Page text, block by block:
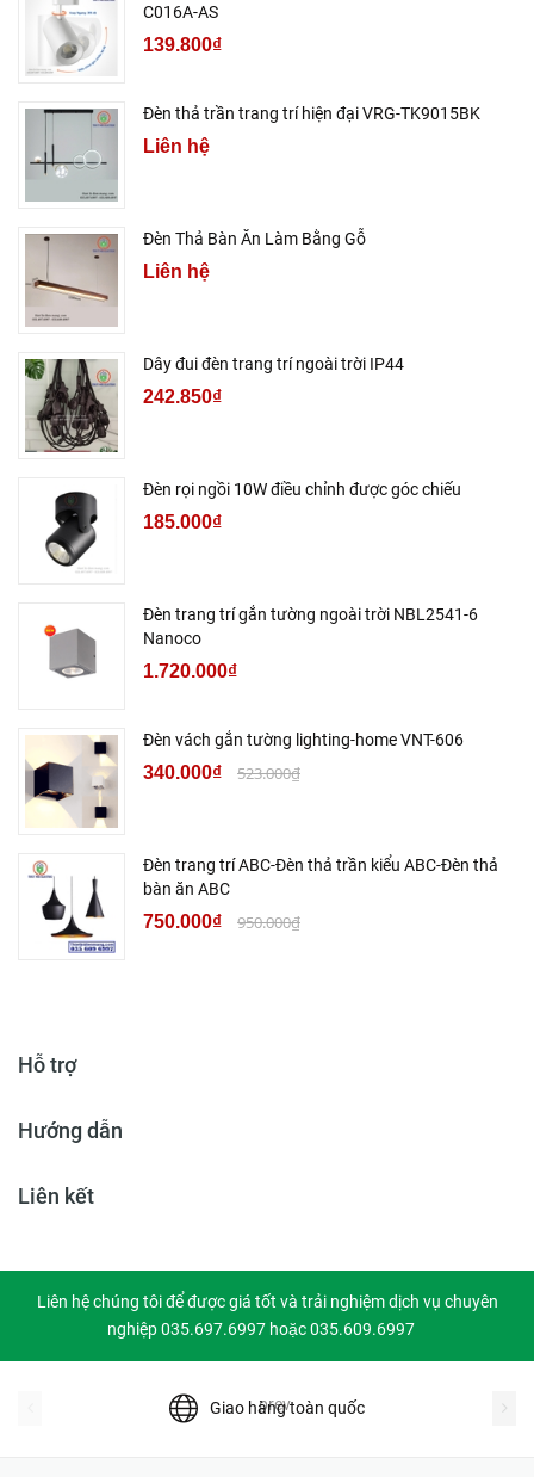
C016A-AS
139.800₫
Đèn thả trần trang trí hiện đại VRG-TK9015BK
Liên hệ
Đèn Thả Bàn Ăn Làm Bằng Gỗ
Liên hệ
Dây đui đèn trang trí ngoài trời IP44
242.850₫
Đèn rọi ngồi 10W điều chỉnh được góc chiếu
185.000₫
Đèn trang trí gắn tường ngoài trời NBL2541-6
Nanoco
1.720.000₫
Đèn vách gắn tường lighting-home VNT-606
340.000₫ 523.000₫
Đèn trang trí ABC-Đèn thả trần kiểu ABC-Đèn thả
bàn ăn ABC
750.000₫ 950.000₫
Hỗ trợ
Hướng dẫn
Liên kết
Liên hệ chúng tôi để được giá tốt và trải nghiệm dịch vụ chuyên
nghiệp 035.697.6997 hoặc 035.609.6997
Giao hàng toàn quốc
prev